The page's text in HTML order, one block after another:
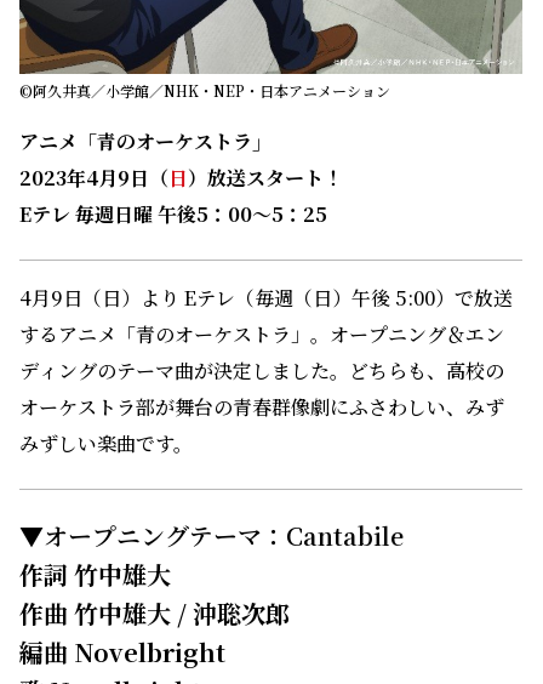
©阿久井真／小学館／NHK・NEP・日本アニメーション
アニメ「青のオーケストラ」
2023年4月9日（日）放送スタート！
Eテレ 毎週日曜 午後5：00～5：25
4月9日（日）より Eテレ（毎週（日）午後 5:00）で放送
するアニメ「青のオーケストラ」。オープニング＆エン
ディングのテーマ曲が決定しました。どちらも、高校の
オーケストラ部が舞台の青春群像劇にふさわしい、みず
みずしい楽曲です。
▼オープニングテーマ：Cantabile
作詞 竹中雄大
作曲 竹中雄大 / 沖聡次郎
編曲 Novelbright